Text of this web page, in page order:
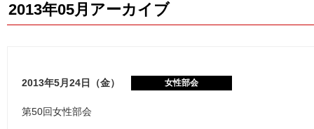
2013年05月アーカイブ
2013年5月24日（金） 女性部会
第50回女性部会